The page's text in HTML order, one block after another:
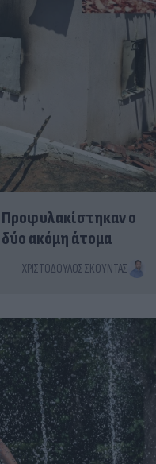
ο
ακόμη άτομα
ΧΡΙΣΤΌΔΟΥΛΟΣ ΣΚΟΎΝΤΑΣ